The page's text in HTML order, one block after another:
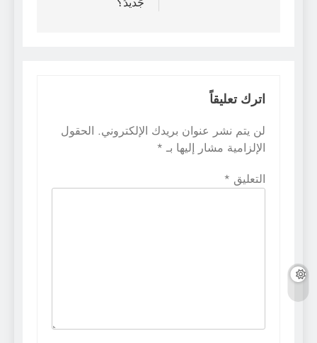
اترك تعليقاً
لن يتم نشر عنوان بريدك الإلكتروني. الحقول
الإلزامية مشار إليها بـ *
التعليق *